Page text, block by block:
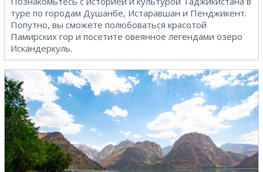
туре по городам Душанбе, Истаравшан и Пенджикент.
Попутно, вы сможете полюбоваться красотой
Памирских гор и посетите овеянное легендами озеро
Искандеркуль.